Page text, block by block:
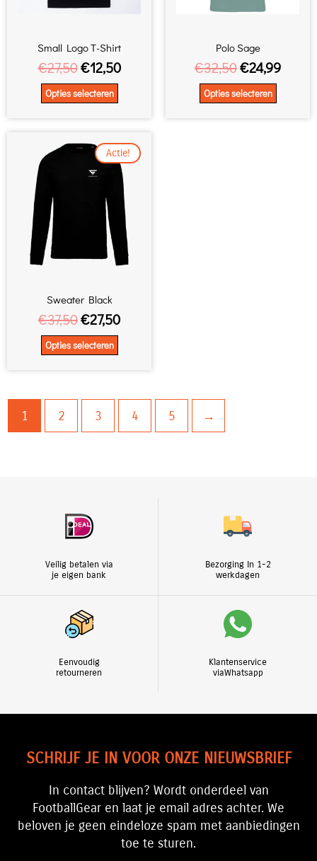
Small Logo T-Shirt
€27,50€12,50
Opties selecteren
worden
op
de
productpagina
Polo Sage
€32,50€24,99
Opties selecteren
op
de
Actie!
Sweater Black
€37,50
Oorspronkelijke
prijs
was:
€37,50.
€27,50
Huidige
prijs
is:
€27,50.
Opties selecteren
Dit
product
heeft
meerdere
variaties.
Deze
optie
kan
op
de
productpagina
1 2 3 4 5 →
Veilig betalen via
je eigen bank
Bezorging In 1-2
werkdagen
Eenvoudig
retourneren
Klantenservice
viaWhatsapp
SCHRIJF JE IN VOOR ONZE NIEUWSBRIEF
In contact blijven? Wordt onderdeel van
FootballGear en laat je email adres achter. We
beloven je geen eindeloze spam met aanbiedingen
toe te sturen.